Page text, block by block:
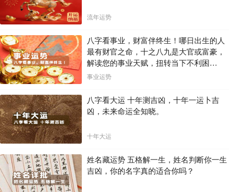
流年运势
八字看事业，财富伴终生！哪日出生的人
最有财官之命，十之八九是大官或富豪，
解读您的事业天赋，扭转当下不利困
局！！
事业运势
八字看大运 十年测吉凶，十年一运卜吉
凶，未来命运全知晓。
十年大运
姓名藏运势 五格解一生，姓名判断你一生
吉凶，你的名字真的适合你吗？